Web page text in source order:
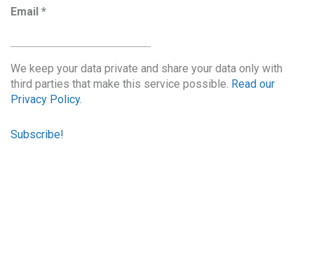
Email *
We keep your data private and share your data only with
third parties that make this service possible. Read our
Privacy Policy.